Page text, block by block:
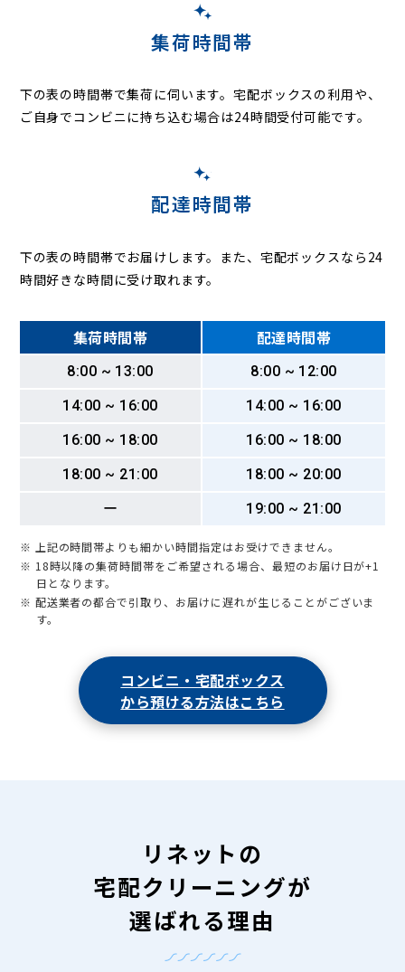
集荷時間帯
下の表の時間帯で集荷に伺います。宅配ボックスの利用や、
ご自身でコンビニに持ち込む場合は24時間受付可能です。
配達時間帯
下の表の時間帯でお届けします。また、宅配ボックスなら24
時間好きな時間に受け取れます。
集荷時間帯 配達時間帯
8:00 ~ 13:00
8:00 ~ 12:00
14:00 ~ 16:00
14:00 ~ 16:00
16:00 ~ 18:00
16:00 ~ 18:00
18:00 ~ 21:00
18:00 ~ 20:00
ー
19:00 ~ 21:00
※ 上記の時間帯よりも細かい時間指定はお受けできません。
※ 18時以降の集荷時間帯をご希望される場合、最短のお届け日が+1
日となります。
※ 配送業者の都合で引取り、お届けに遅れが生じることがございま
す。
コンビニ・宅配ボックス
から預ける方法はこちら
リネットの
宅配クリーニングが
選ばれる理由